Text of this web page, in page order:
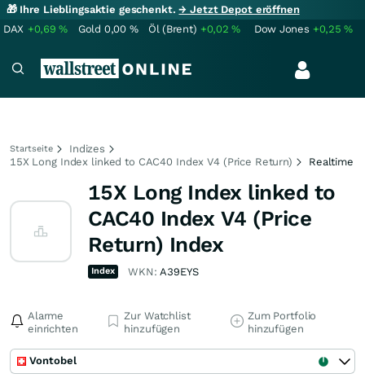
🎁 Ihre Lieblingsaktie geschenkt.→ Jetzt Depot eröffnen
DAX +0,69% Gold 0,00 % Öl (Brent) +0,02% Dow Jones +0,25%
Startseite
Indizes
15X Long Index linked to CAC40 Index V4 (Price Return)
Realtime
15X Long Index linked to
CAC40 Index V4 (Price
Return) Index
Index WKN:A39EYS
Alarme
einrichten
Zur Watchlist
hinzufügen
Zum Portfolio
hinzufügen
Vontobel